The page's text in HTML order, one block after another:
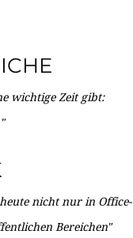
wichtige Zeit gibt:
nicht nur in Office-
Bereichen"